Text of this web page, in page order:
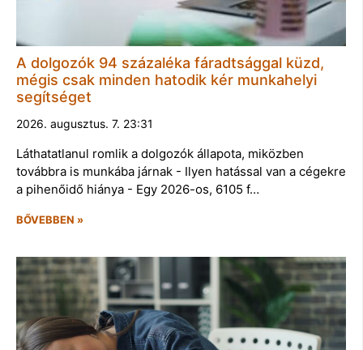
A dolgozók 94 százaléka fáradtsággal küzd,
mégis csak minden hatodik kér munkahelyi
segítséget
2026. augusztus. 7. 23:31
Láthatatlanul romlik a dolgozók állapota, miközben
továbbra is munkába járnak - Ilyen hatással van a cégekre
a pihenőidő hiánya - Egy 2026-os, 6105 f…
BŐVEBBEN »